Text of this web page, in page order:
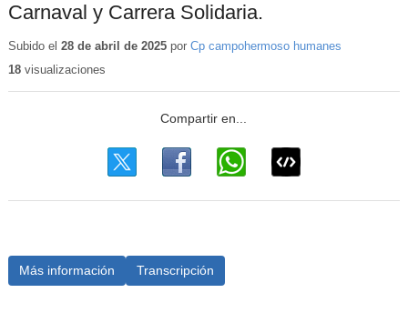
Carnaval y Carrera Solidaria.
Subido el 28 de abril de 2025por Cp campohermoso humanes
18visualizaciones
Más información Transcripción